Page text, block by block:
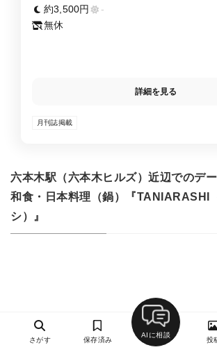
約3,500円
-
無休
詳細を見る
月刊誌掲載
六本木駅（六本木ヒルズ）近辺でのデ
和食・日本料理（鍋）『TANIARASHI
シ）』
さがす 保存済み
AIに相談
投